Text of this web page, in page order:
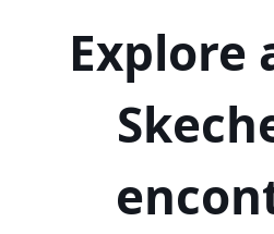
Explore